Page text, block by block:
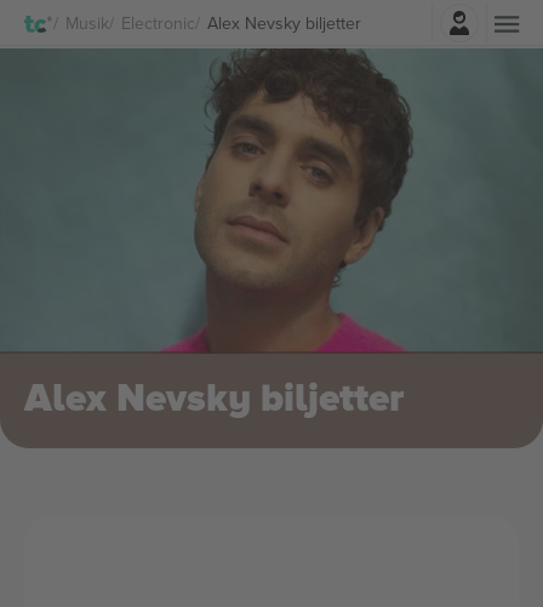
Musik Electronic Alex Nevsky biljetter
Logga in
Alex Nevsky biljetter